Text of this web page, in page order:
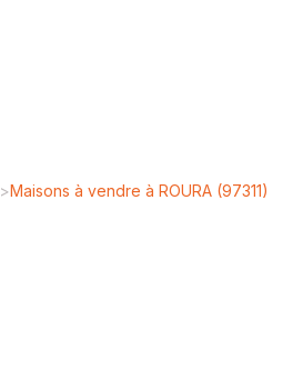
>Maisons à vendre à ROURA (97311)